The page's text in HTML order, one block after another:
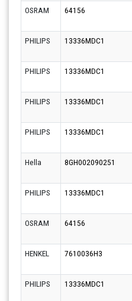
OSRAM
64156
PHILIPS
13336MDC1
PHILIPS
13336MDC1
PHILIPS 13336MDC1
PHILIPS
13336MDC1
Hella 8GH002090251
PHILIPS
13336MDC1
OSRAM
64156
HENKEL 7610036H3
PHILIPS 13336MDC1